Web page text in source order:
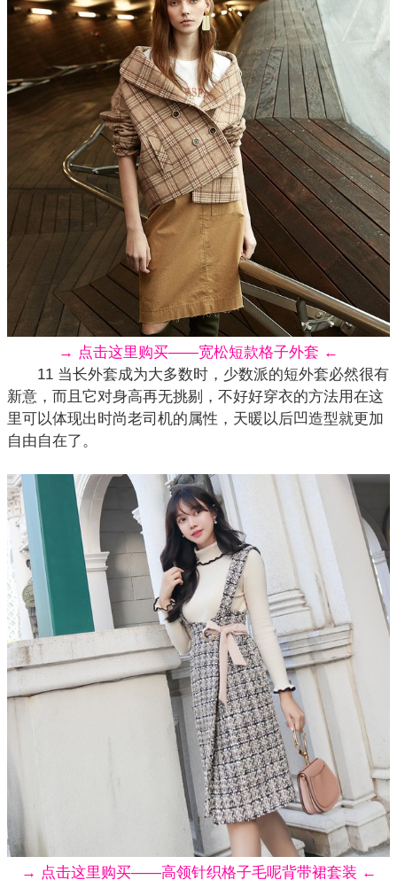
→ 点击这里购买——宽松短款格子外套 ←
11 当长外套成为大多数时，少数派的短外套必然很有
新意，而且它对身高再无挑剔，不好好穿衣的方法用在这
里可以体现出时尚老司机的属性，天暖以后凹造型就更加
自由自在了。
→ 点击这里购买——高领针织格子毛呢背带裙套装 ←